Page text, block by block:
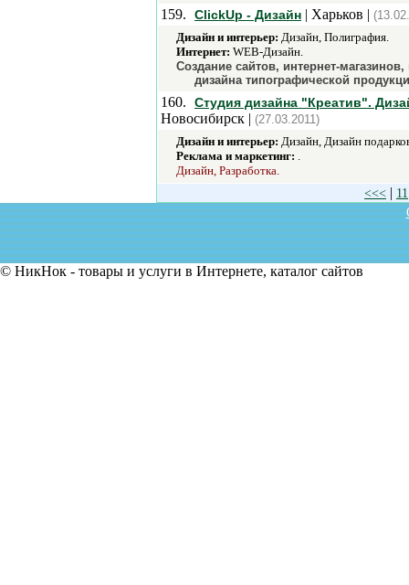
159. ClickUp - Дизайн | Харьков |
Дизайн и интерьер: Дизайн, Полиграфия.
Интернет: WEB-Дизайн.
Создание сайтов, интернет-
дизайна типографической
160. Студия дизайна "Креатив".
Новосибирск | (27.03.2011)
Дизайн и интерьер: Дизайн, Дизайн
Реклама и маркетинг: .
Дизайн, Разработка.
<<< | 11
© НикНок - товары и услуги в Интернете, каталог сайтов